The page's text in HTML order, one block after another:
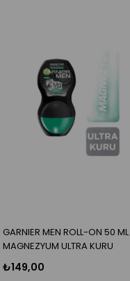
GARNIER MEN ROLL-ON 50 ML
MAGNEZYUM ULTRA KURU
₺149,00